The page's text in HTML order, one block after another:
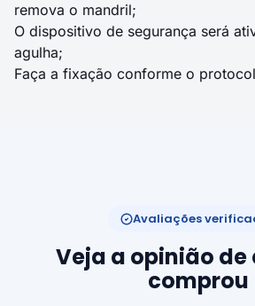
remova o mandril;
O dispositivo de segurança será
agulha;
Faça a fixação conforme o
Avaliações
Veja a opinião de
comprou